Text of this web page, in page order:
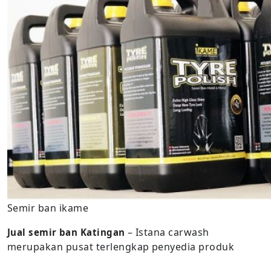
Semir ban ikame
Jual semir ban Katingan – Istana carwash
merupakan pusat terlengkap penyedia produk